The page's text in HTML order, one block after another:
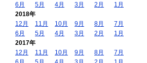
6月
5月 4月 3月 2月
1月
2018年
12月
11月 10月 9月 8月
7月
6月
5月 4月 3月 2月
1月
2017年
12月
11月 10月 9月 8月
7月